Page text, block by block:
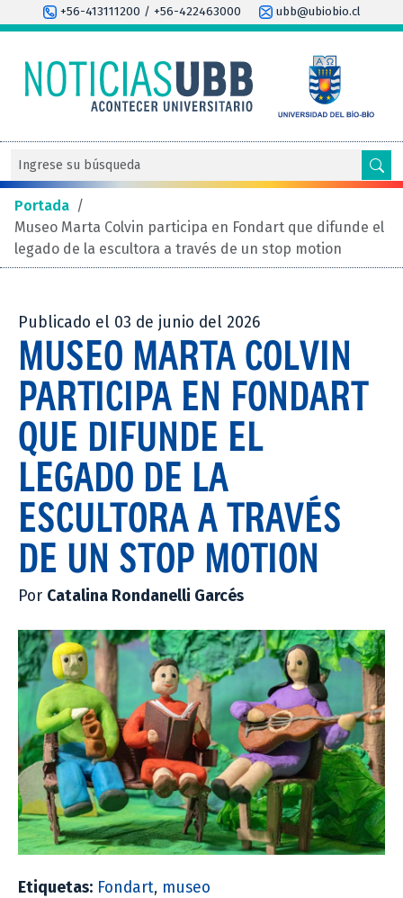
+56-413111200 / +56-422463000 ubb@ubiobio.cl
Portada /
Museo Marta Colvin participa en Fondart que difunde el
legado de la escultora a través de un stop motion
Publicado el 03 de junio del 2026
MUSEO MARTA COLVIN
PARTICIPA EN FONDART
QUE DIFUNDE EL
LEGADO DE LA
ESCULTORA A TRAVÉS
DE UN STOP MOTION
Por Catalina Rondanelli Garcés
Etiquetas: Fondart, museo